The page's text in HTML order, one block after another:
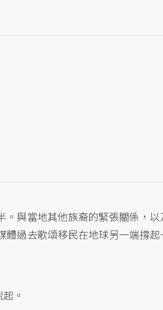
與當地其他族裔的緊張關係，以
過去歌頌移民在地球另一端撐起
。